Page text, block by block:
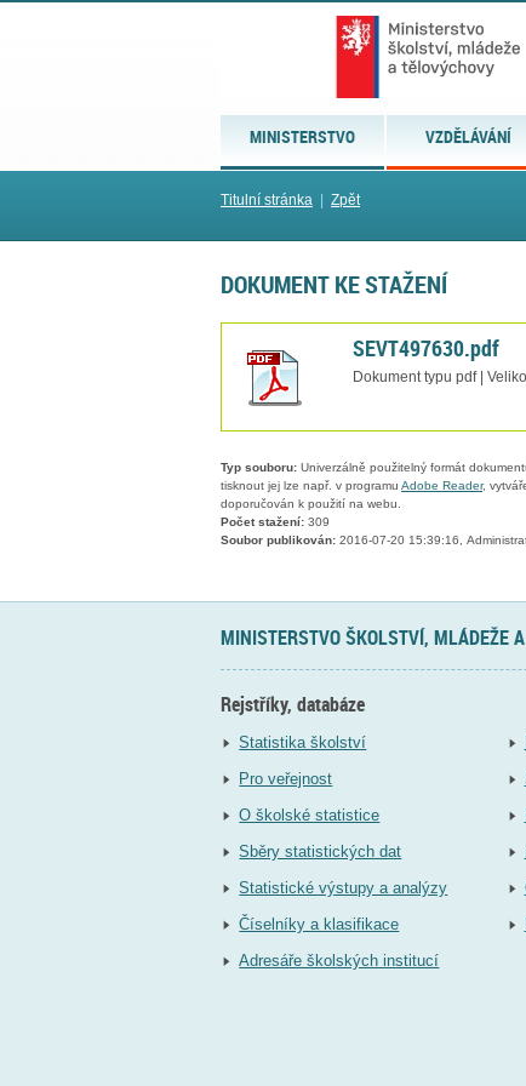
MINISTERSTVO VZDĚLÁVÁNÍ
Titulní stránka Zpět
DOKUMENT KE STAŽENÍ
SEVT497630.pdf
Dokument typu pdf |
Typ souboru: Univerzálně použitelný formát
tisknout jej lze např. v programu Adobe Reader,
doporučován k použití na webu.
Počet stažení: 309
Soubor publikován: 2016-07-20 15:39:16,
MINISTERSTVO ŠKOLSTVÍ, MLÁDEŽE
Rejstříky, databáze
Statistika školství
Pro veřejnost
O školské statistice
Sběry statistických dat
Statistické výstupy a analýzy
Číselníky a klasifikace
Adresáře školských institucí